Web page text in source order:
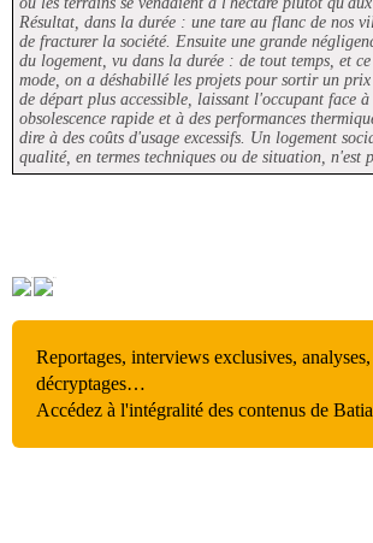
Résultat, dans la durée : une tare au flanc de nos
de fracturer la société. Ensuite une grande
du logement, vu dans la durée : de tout temps, et ce
mode, on a déshabillé les projets pour sortir un
de départ plus accessible, laissant l'occupant face à
obsolescence rapide et à des performances
dire à des coûts d'usage excessifs. Un logement
qualité, en termes techniques ou de situation, n'est
Reportages, interviews exclusives, analyses,
décryptages…
Accédez à l'intégralité des contenus de